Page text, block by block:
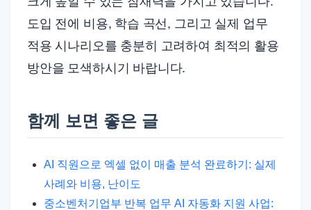
도입 전에 비용, 학습 곡선, 그리고 실제 업무
적용 시나리오를 충분히 고려하여 최적의 활용
방안을 모색하시기 바랍니다.
함께 보면 좋은 글
AI 직원으로 엑셀 없이 매출 분석 완료하기: 실제
사례와 비용, 난이도
중소벤처기업부 반복 업무 AI 자동화 지원 사업: